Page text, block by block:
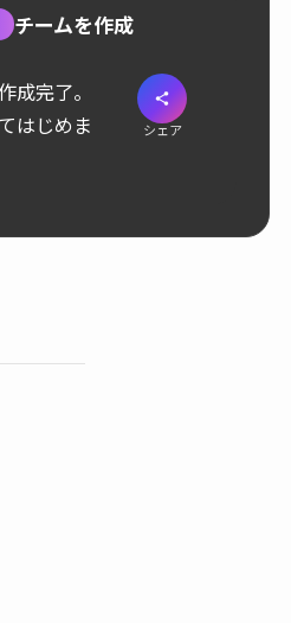
チームを作成
成完了。
はじめま
シェア